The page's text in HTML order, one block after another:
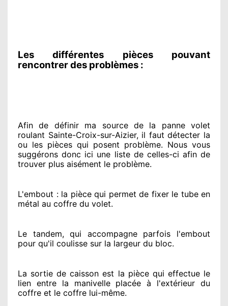
Les différentes pièces pouvant
rencontrer des problèmes :
Afin de définir ma sourcede la panne volet
roulant Sainte-Croix-sur-Aizier, il faut détecter la
ou les pièces qui posent problème. Nous vous
suggérons donc ici une liste de celles-ci afin de
trouver plus aisément le problème.
L'embout : la pièce qui permet de fixer le tube en
métal au coffre du volet.
Le tandem, qui accompagne parfois l'embout
pour qu'il coulisse sur la largeur du bloc.
La sortie de caisson est la pièce qui effectuele
lien entre la manivelle placée à l'extérieur du
coffre et le coffre lui-même.